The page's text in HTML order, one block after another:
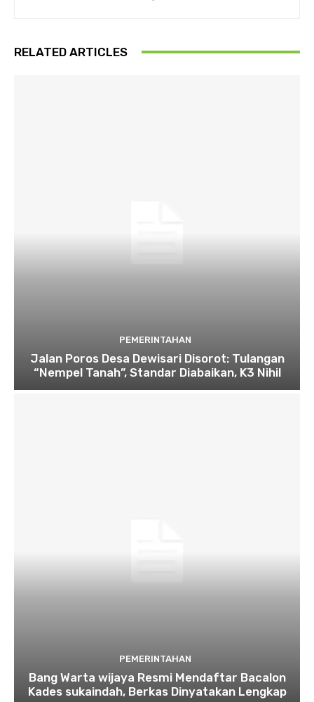
RELATED ARTICLES
PEMERINTAHAN
Jalan Poros Desa Dewisari Disorot: Tulangan
“Nempel Tanah”, Standar Diabaikan, K3 Nihil
PEMERINTAHAN
Bang Warta wijaya Resmi Mendaftar Bacalon
Kades sukaindah, Berkas Dinyatakan Lengkap